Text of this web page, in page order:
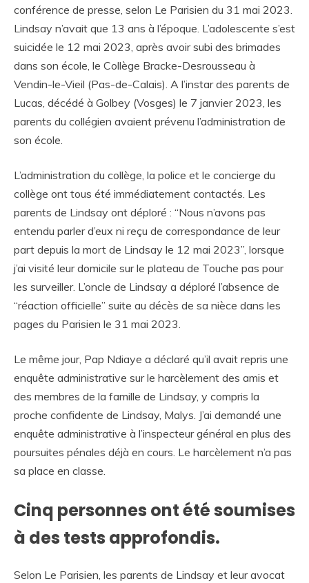
conférence de presse, selon Le Parisien du 31 mai 2023.
Lindsay n’avait que 13 ans à l’époque. L’adolescente s’est
suicidée le 12 mai 2023, après avoir subi des brimades
dans son école, le Collège Bracke-Desrousseau à
Vendin-le-Vieil (Pas-de-Calais). A l’instar des parents de
Lucas, décédé à Golbey (Vosges) le 7 janvier 2023, les
parents du collégien avaient prévenu l’administration de
son école.
L’administration du collège, la police et le concierge du
collège ont tous été immédiatement contactés. Les
parents de Lindsay ont déploré : “Nous n’avons pas
entendu parler d’eux ni reçu de correspondance de leur
part depuis la mort de Lindsay le 12 mai 2023”, lorsque
j’ai visité leur domicile sur le plateau de Touche pas pour
les surveiller. L’oncle de Lindsay a déploré l’absence de
“réaction officielle” suite au décès de sa nièce dans les
pages du Parisien le 31 mai 2023.
Le même jour, Pap Ndiaye a déclaré qu’il avait repris une
enquête administrative sur le harcèlement des amis et
des membres de la famille de Lindsay, y compris la
proche confidente de Lindsay, Malys. J’ai demandé une
enquête administrative à l’inspecteur général en plus des
poursuites pénales déjà en cours. Le harcèlement n’a pas
sa place en classe.
Cinq personnes ont été soumises
à des tests approfondis.
Selon Le Parisien, les parents de Lindsay et leur avocat